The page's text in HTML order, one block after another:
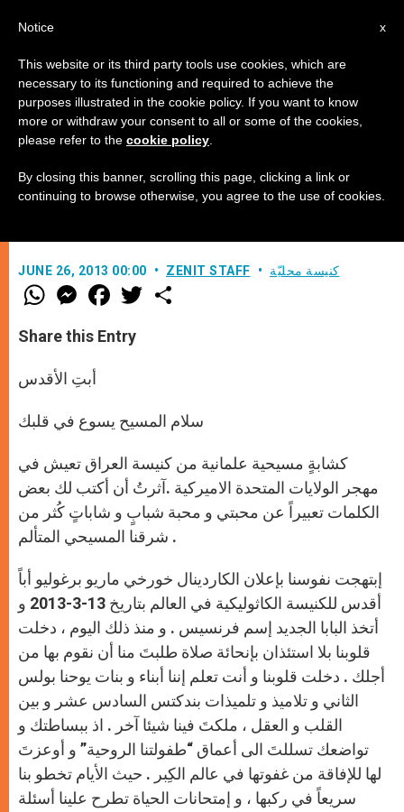
100 يوم من "الدهشة" مع قداسة البابا
فرنسيس
JUNE 26, 2013 00:00 ZENIT STAFF كنيسة محليّة
W
h
t
s
p
p
M
e
s
e
e
F
a
e
b
w
Share this Entry
كشابةٍ مسيحية علمانية من كنيسة العراق تعيش في
مهجر الولايات المتحدة الاميركية .آثرتُ أن أكتب لك بعض
الكلمات تعبيراً عن محبتي و محبة شبابٍ و شاباتٍ كُثر من
شرقنا المسيحي المتألم .
إبتهجت نفوسنا بإعلان الكاردينال خورخي ماريو برغوليو أباً
أقدس للكنيسة الكاثوليكية في العالم بتاريخ 13-3-2013 و
أتخذ البابا الجديد إسم فرنسيس . و منذ ذلك اليوم ، دخلت
قلوبنا بلا استئذان بإنحائة صلاة طلبتَ منا أن نقوم بها من
أجلك . دخلت قلوبنا و أنت تعلم إننا أبناء و بنات يوحنا بولس
الثاني و تلاميذ و تلميذات بندكتس السادس عشر و بين
القلب و العقل ، ملكتَ فينا شيئا آخر . اذ ببساطتك و
تواضعك تسللتَ الى أعماق “طفولتنا الروحية” و أوعزتَ
لها للإفاقة من غفوتها في عالم الكِبر . حيث الأيام تخطو بنا
سريعاً في ركبها ، و إمتحانات الحياة تطرح علينا أسئلة
x
Notice
This website or its third party tools use cookies, which are
necessary to its functioning and required to achieve the
purposes illustrated in the cookie policy. If you want to know
more or withdraw your consent to all or some of the cookies,
please refer to the cookie policy
By closing this banner, scrolling this page, clicking a link or
continuing to browse otherwise, you agree to the use of cookies.